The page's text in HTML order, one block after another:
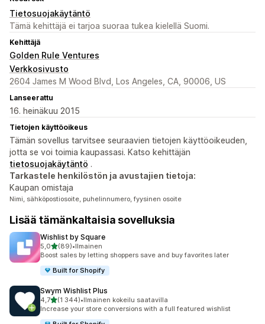
Tietosuojakäytäntö
Tämä kehittäjä ei tarjoa suoraa tukea kielellä Suomi.
Kehittäjä
Golden Rule Ventures
Verkkosivusto
2604 James M Wood Blvd, Los Angeles, CA, 90006, US
Lanseerattu
16. heinäkuu 2015
Tietojen käyttöoikeus
Tämän sovellus tarvitsee seuraavien tietojen käyttöoikeuden,
jotta se voi toimia kaupassasi. Katso kehittäjän
tietosuojakäytäntö .
Tarkastele henkilöstön ja avustajien tietoja:
Kaupan omistaja
Nimi, sähköpostiosoite, puhelinnumero, fyysinen osoite
Lisää tämänkaltaisia sovelluksia
Wishlist by Square
5,0/ 5 tähteä
(89)
89 arvostelua yhteensä
•Ilmainen
Boost sales by letting shoppers save and buy favorites later
Built for Shopify
Swym Wishlist Plus
4,7/ 5 tähteä
(1 344)
1344 arvostelua yhteensä
•Ilmainen kokeilu saatavilla
Increase your store conversions with a full featured wishlist